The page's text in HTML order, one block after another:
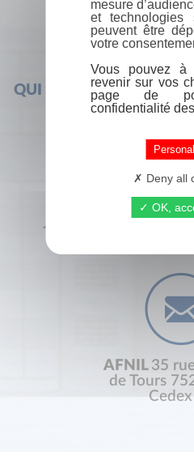
QUI SOMMES-NOUS ?
+33 (0) 1 44 41 29 19
AFNIL 35
de Tours
mesure
et technologies
peuvent être
votre
Vous pouvez à
revenir sur vos
page de
confidentialité
Deny all
OK,